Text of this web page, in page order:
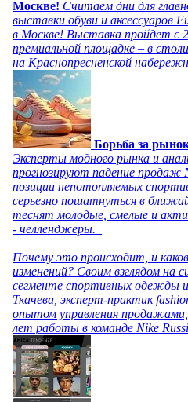
Москве! Считаем дни для
выставки обуви и аксессуаров
в Москве! Выставка пройдет с
премиальной площадке – в
на Краснопресненской
Борьба за
Эксперты модного рынка и
прогнозируют падение продаж
позиции непотопляемых
серьезно пошатнуться в
теснят молодые, смелые и
- челленджеры.
Почему это происходит, и
изменений? Своим взглядом на
сегменте спортивных одежды
Ткачева, эксперт-практик
опытом управления
лет работы в команде Nike